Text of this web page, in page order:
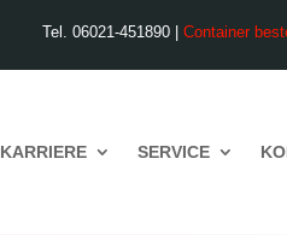
Tel. 06021-451890 | Container
KARRIERE SERVICE